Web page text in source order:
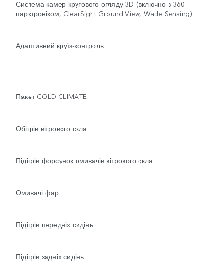
Система камер кругового огляду 3D (включно з 360
парктроніком, ClearSight Ground View, Wade Sensing)
Адаптивний круїз-контроль
Пакет COLD CLIMATE:
Обігрів вітрового скла
Підігрів форсунок омивачів вітрового скла
Омивачі фар
Підігрів передніх сидінь
Підігрів задніх сидінь